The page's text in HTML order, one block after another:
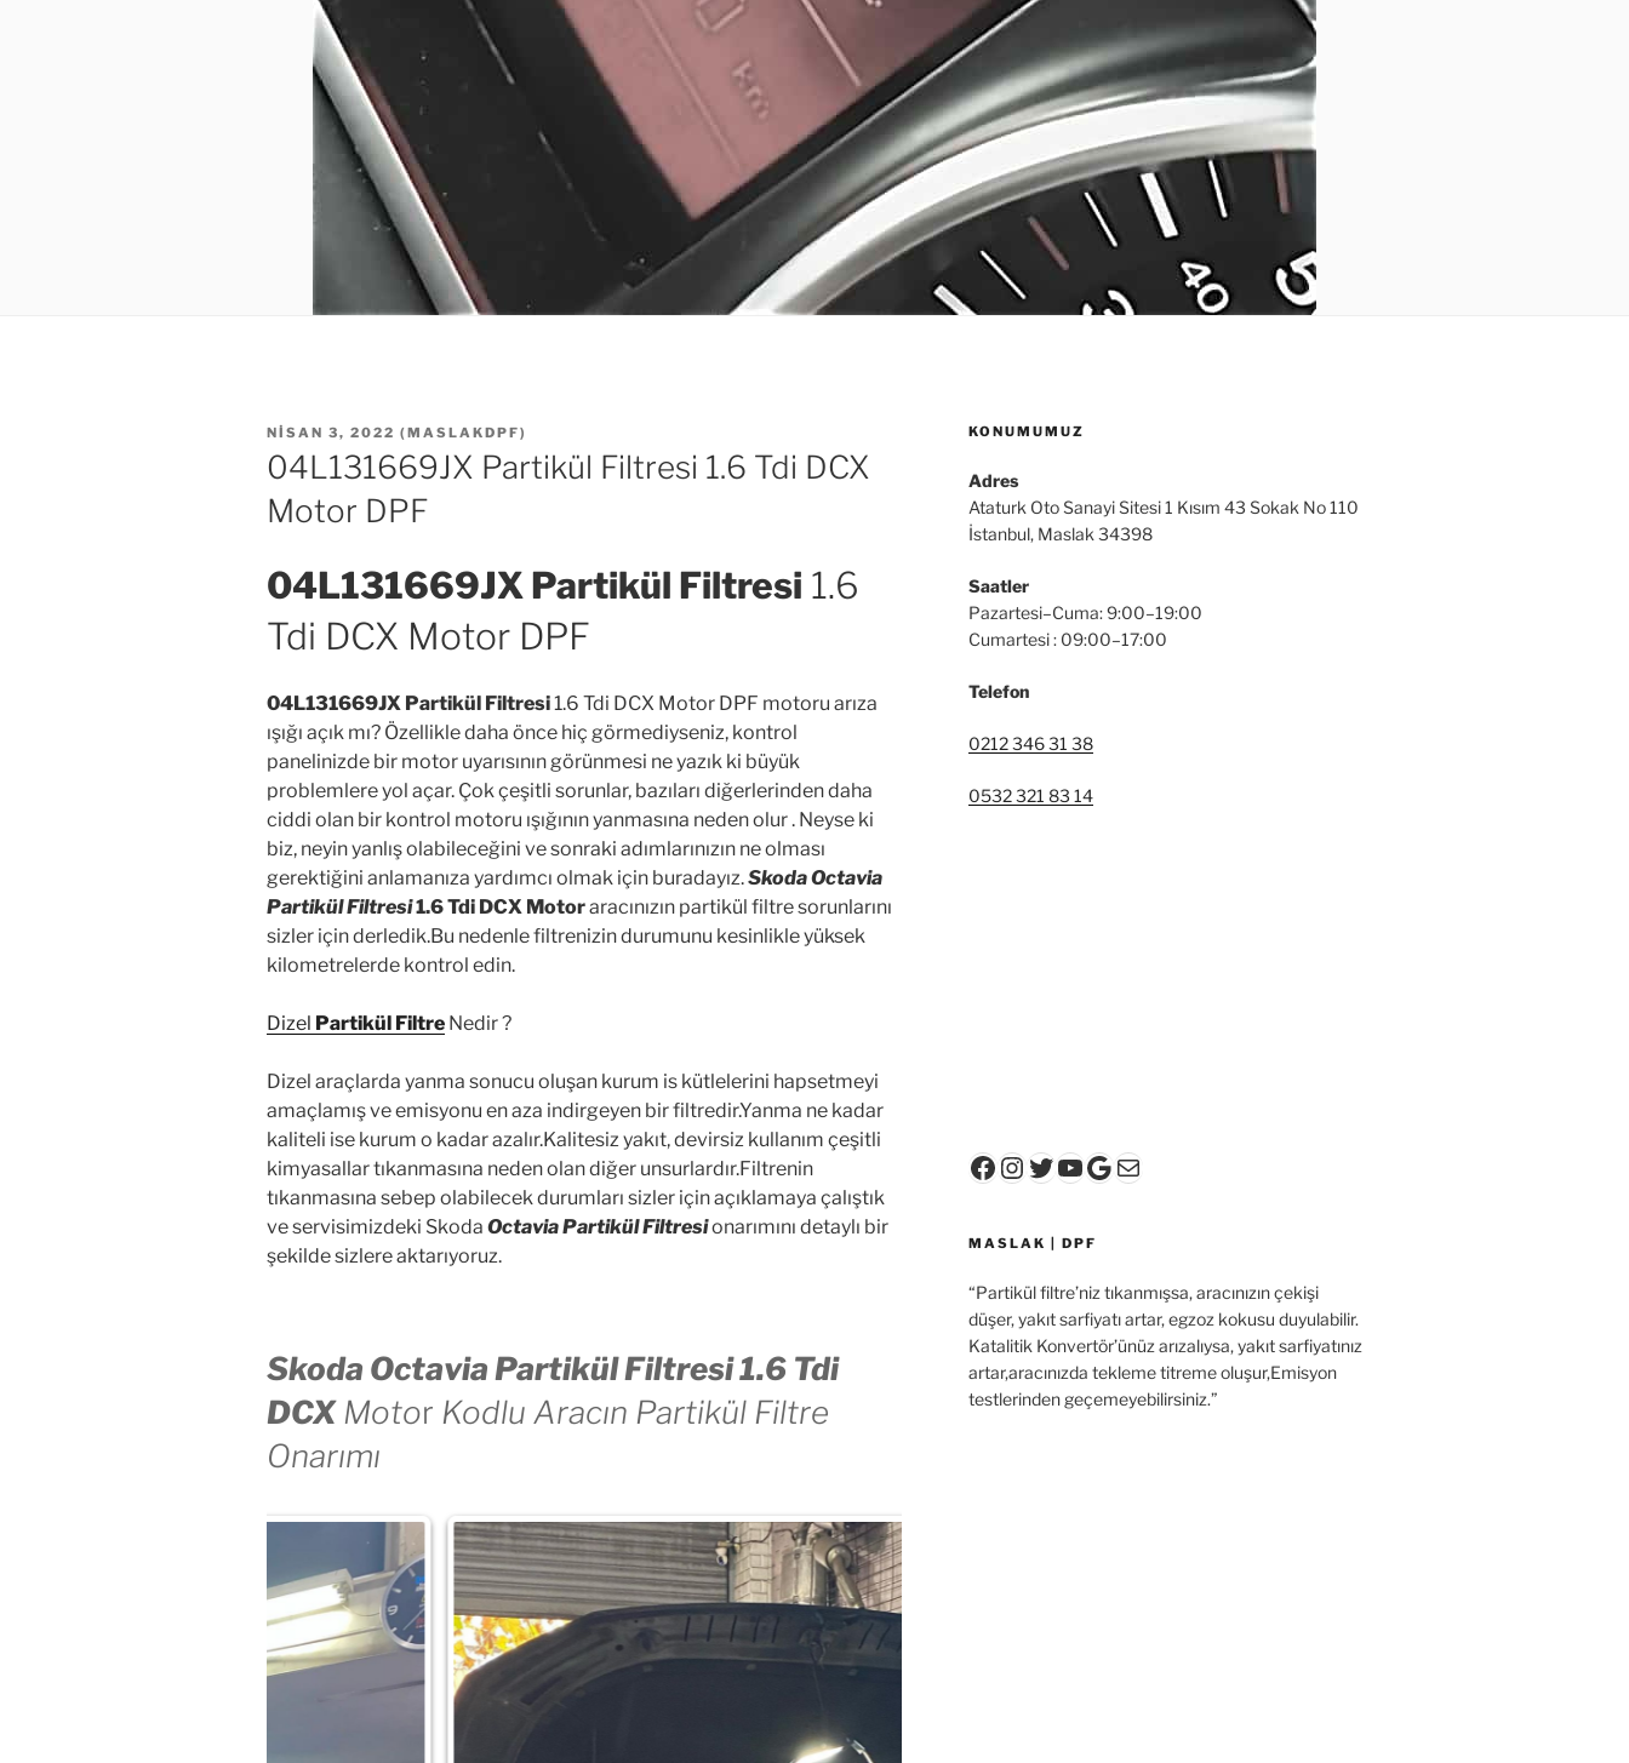
YAYIM
TARIHI
NISAN 3, 2022 ( MASLAKDPF)
04L131669JX Partikül Filtresi 1.6 Tdi DCX
Motor DPF
04L131669JX Partikül Filtresi 1.6
Tdi DCX Motor DPF
04L131669JX Partikül Filtresi 1.6 Tdi DCX Motor DPF motoru arıza
ışığı açık mı? Özellikle daha önce hiç görmediyseniz, kontrol
panelinizde bir motor uyarısının görünmesi ne yazık ki büyük
problemlere yol açar. Çok çeşitli sorunlar, bazıları diğerlerinden daha
ciddi olan bir kontrol motoru ışığının yanmasına neden olur . Neyse ki
biz, neyin yanlış olabileceğini ve sonraki adımlarınızın ne olması
gerektiğini anlamanıza yardımcı olmak için buradayız.Skoda Octavia
Partikül Filtresi1.6 Tdi DCX Motoraracınızın partikül filtre sorunlarını
sizler için derledik.Bu nedenle filtrenizin durumunu kesinlikle yüksek
kilometrelerde kontrol edin.
Dizel Partikül Filtre Nedir ?
Dizel araçlarda yanma sonucu oluşan kurum is kütlelerini hapsetmeyi
amaçlamış ve emisyonu en aza indirgeyen bir filtredir.Yanma ne kadar
kaliteli ise kurum o kadar azalır.Kalitesiz yakıt, devirsiz kullanım çeşitli
kimyasallar tıkanmasına neden olan diğer unsurlardır.Filtrenin
tıkanmasına sebep olabilecek durumları sizler için açıklamaya çalıştık
ve servisimizdeki Skoda Octavia Partikül Filtresionarımını detaylı bir
şekilde sizlere aktarıyoruz.
Skoda Octavia Partikül Filtresi 1.6 Tdi
DCXMotor Kodlu Aracın Partikül Filtre
Onarımı
KONUMUMUZ
Adres
Ataturk Oto Sanayi Sitesi 1 Kısım 43 Sokak No 110
İstanbul, Maslak 34398
Saatler
Pazartesi–Cuma: 9:00–19:00
Cumartesi : 09:00–17:00
Telefon
0212 346 31 38
0532 321 83 14
Facebook
Instagram
Twitter
YouTube
Google
E-posta
MASLAK | DPF
“Partikül filtre’niz tıkanmışsa, aracınızın çekişi
düşer, yakıt sarfiyatı artar, egzoz kokusu duyulabilir.
Katalitik Konvertör’ünüz arızalıysa, yakıt sarfiyatınız
artar,aracınızda tekleme titreme oluşur,Emisyon
testlerinden geçemeyebilirsiniz.”